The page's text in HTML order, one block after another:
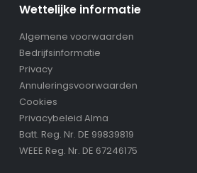
Wettelijke informatie
Algemene voorwaarden
Bedrijfsinformatie
Privacy
Annuleringsvoorwaarden
Cookies
Privacybeleid Alma
Batt. Reg. Nr. DE 99839819
WEEE Reg. Nr. DE 67246175